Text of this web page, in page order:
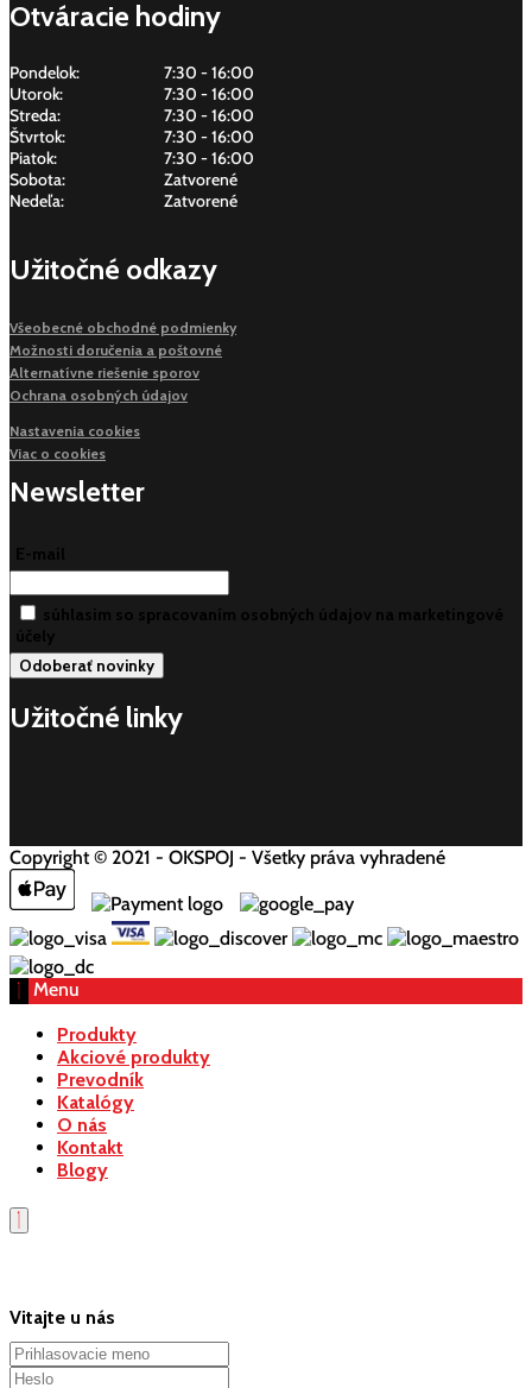
Otváracie hodiny
Pondelok:
7:30 - 16:00
Utorok:
7:30 - 16:00
Streda:
7:30 - 16:00
Štvrtok:
7:30 - 16:00
Piatok:
7:30 - 16:00
Sobota:
Zatvorené
Nedeľa:
Zatvorené
Užitočné odkazy
Všeobecné obchodné podmienky
Možnosti doručenia a poštovné
Alternatívne riešenie sporov
Ochrana osobných údajov
Nastavenia cookies
Viac o cookies
Newsletter
E-mail
súhlasim so spracovaním osobných údajov na marketingové
účely
Užitočné linky
Copyright © 2021 - OKSPOJ - Všetky práva vyhradené
Menu
Produkty
Akciové produkty
Prevodník
Katalógy
O nás
Kontakt
Blogy
Vitajte u nás